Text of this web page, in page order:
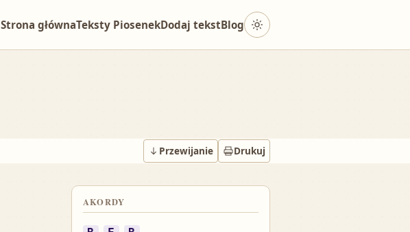
Strona głównaTeksty PiosenekDodaj tekstBlog
Przełącz tryb jasny i ciemny
Przewijanie Drukuj
AKORDY